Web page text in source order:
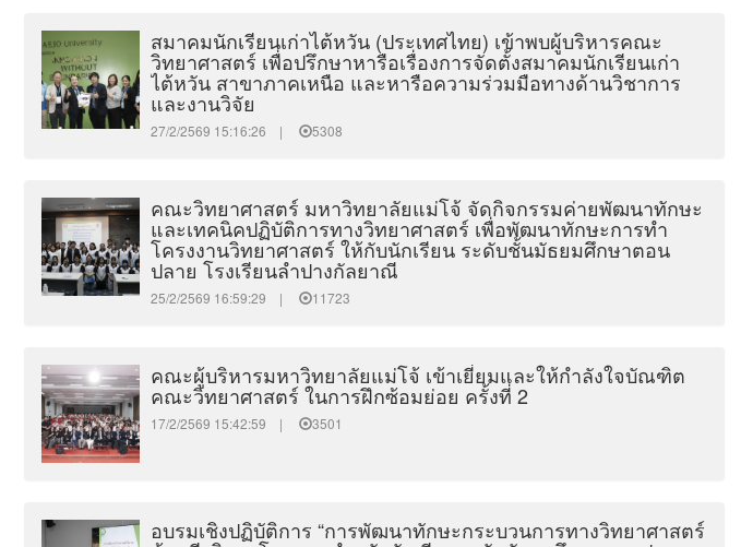
สมาคมนักเรียนเก่าไต้หวัน (ประเทศไทย) เข้าพบผู้บริหารคณะ
วิทยาศาสตร์ เพื่อปรึกษาหารือเรื่องการจัดตั้งสมาคมนักเรียนเก่า
ไต้หวัน สาขาภาคเหนือ และหารือความร่วมมือทางด้านวิชาการ
และงานวิจัย
27/2/2569 15:16:26 | 5308
คณะวิทยาศาสตร์ มหาวิทยาลัยแม่โจ้ จัดกิจกรรมค่ายพัฒนาทักษะ
และเทคนิคปฏิบัติการทางวิทยาศาสตร์ เพื่อพัฒนาทักษะการทำ
โครงงานวิทยาศาสตร์ ให้กับนักเรียน ระดับชั้นมัธยมศึกษาตอน
ปลาย โรงเรียนลำปางกัลยาณี
25/2/2569 16:59:29 | 11723
คณะผู้บริหารมหาวิทยาลัยแม่โจ้ เข้าเยี่ยมและให้กำลังใจบัณฑิต
คณะวิทยาศาสตร์ ในการฝึกซ้อมย่อย ครั้งที่ 2
17/2/2569 15:42:59 | 3501
อบรมเชิงปฏิบัติการ “การพัฒนาทักษะกระบวนการทางวิทยาศาสตร์